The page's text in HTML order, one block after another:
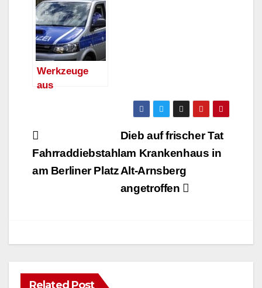
Werkzeuge
aus
Beitragsnavigation
Dieb auf frischer Tat
am Krankenhaus in
Alt-Arnsberg
angetroffen
Fahrraddiebstahl
am Berliner Platz
Related Post